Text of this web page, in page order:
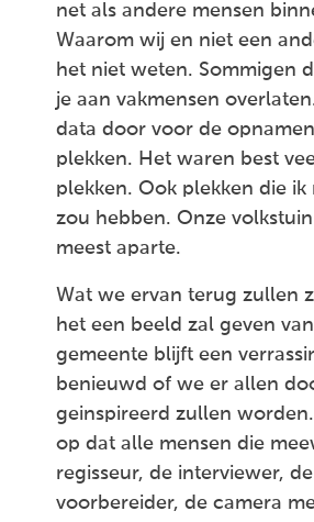
net als andere mensen
Waarom wij en niet een
het niet weten. Sommigen
je aan vakmensen
data door voor de
plekken. Het waren best
plekken. Ook plekken die
zou hebben. Onze
meest aparte.
Wat we ervan terug zullen
het een beeld zal geven
gemeente blijft een
benieuwd of we er allen
geinspireerd zullen
op dat alle mensen die
regisseur, de interviewer, de
voorbereider, de camera